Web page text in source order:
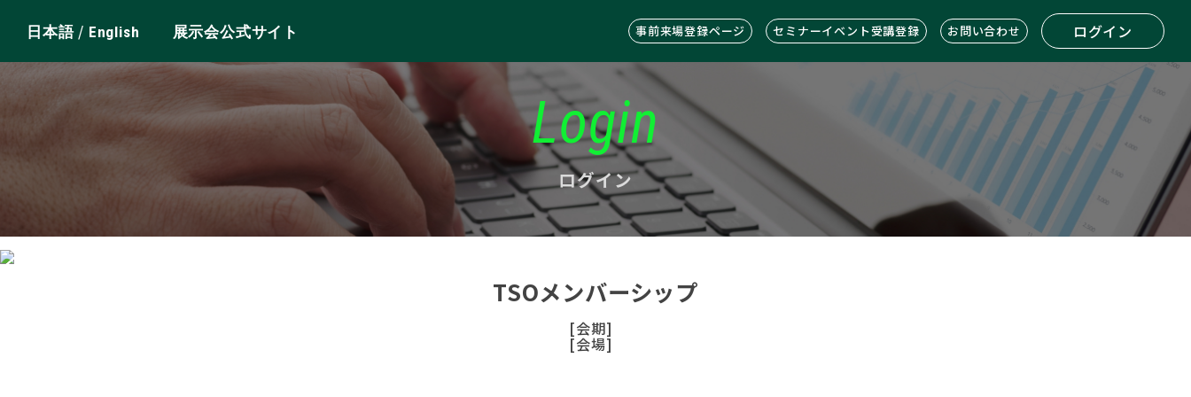
日本語/ English 展示会公式サイト 事前来場登録ページ セミナーイベント受講登録 お問い合わせ ログイン
Login
ログイン
TSOメンバーシップ
[会期]
[会場]